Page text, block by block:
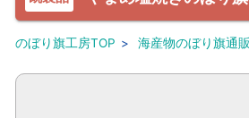
のぼり旗工房TOP > 海産物のぼり旗通販